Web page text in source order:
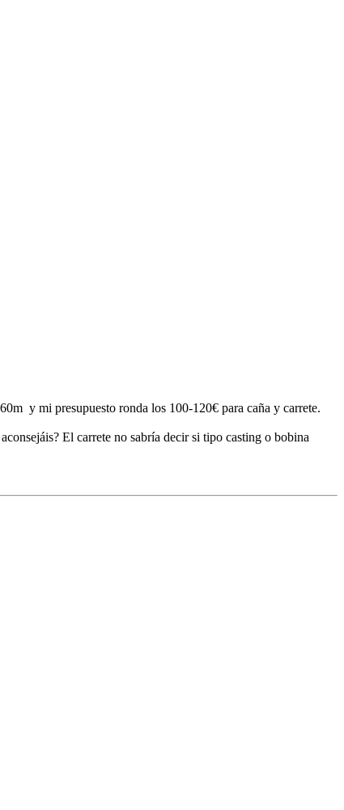
y mi presupuesto ronda los 100-120€ para caña y carrete.
El carrete no sabría decir si tipo casting o bobina